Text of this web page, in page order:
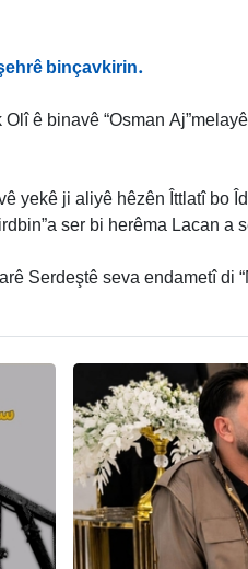
binçavkirin.
ê binavê “Osman
yekê ji aliyê hêzên Îttlatî bo
ser bi herêma Lacan a
Serdeştê seva endametî di